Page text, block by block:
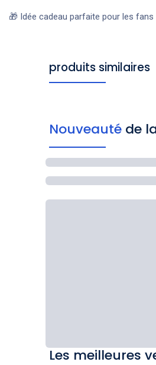
🎁 Idée cadeau parfaite pour les
produits similaires
Nouveauté de
Les meilleures